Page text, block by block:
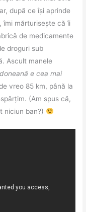
după ce își aprinde
îmi mărturisește că îi
de medicamente
droguri sub
Ascult manele
e cea mai
vreo 85 km, până la
(Am spus că,
niciun ban?)